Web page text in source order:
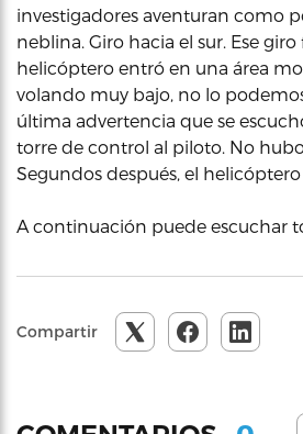
investigadores aventuran como
neblina. Giro hacia el sur. Ese
helicóptero entró en una área
volando muy bajo, no lo podemos
última advertencia que se
torre de control al piloto. No hubo
Segundos después, el helicóptero
A continuación puede escuchar
Compartir